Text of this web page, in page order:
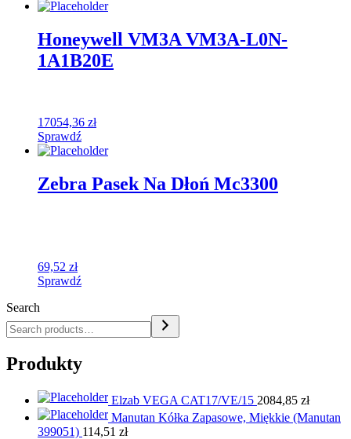
Honeywell VM3A VM3A-L0N-
1A1B20E
17054,36 zł
Sprawdź
Zebra Pasek Na Dłoń Mc3300
69,52 zł
Sprawdź
Search
Produkty
Elzab VEGA CAT17/VE/15 2084,85 zł
Manutan Kółka Zapasowe, Miękkie (Manutan
399051) 114,51 zł